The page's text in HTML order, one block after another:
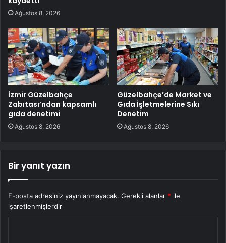
Ağustos 8, 2026
İzmir Güzelbahçe
Zabıtası’ndan kapsamlı
gıda denetimi
Ağustos 8, 2026
Güzelbahçe’de Market ve
Gıda İşletmelerine Sıkı
Denetim
Ağustos 8, 2026
Bir yanıt yazın
E-posta adresiniz yayınlanmayacak. Gerekli alanlar * ile
işaretlenmişlerdir